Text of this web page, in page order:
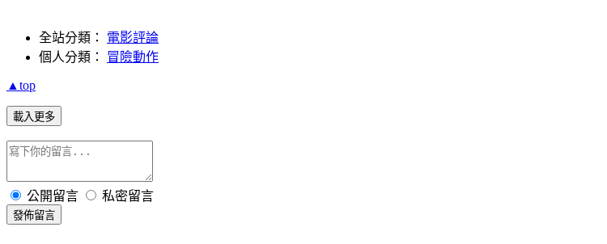
全站分類： 電影評論
個人分類： 冒險動作
▲top
載入更多
公開留言 私密留言
發佈留言